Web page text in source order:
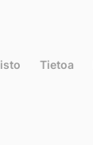
Tietoa